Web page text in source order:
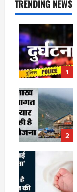
TRENDING NEWS
1
2